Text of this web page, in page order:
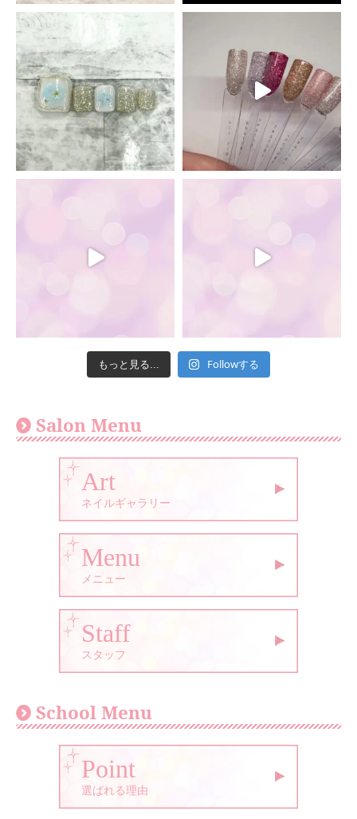
もっと見る... Followする
Salon Menu
Art
ネイルギャラリー
Menu
メニュー
Staff
スタッフ
School Menu
Point
選ばれる理由